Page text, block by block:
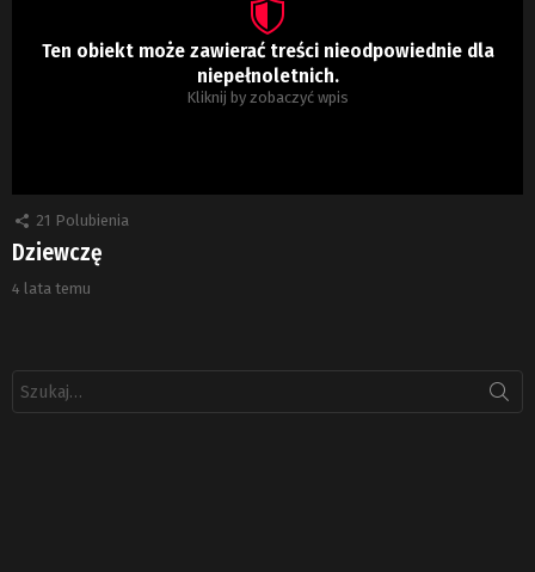
Ten obiekt może zawierać treści nieodpowiednie dla
niepełnoletnich.
Kliknij by zobaczyć wpis
21 Polubienia
Dziewczę
4 lata temu